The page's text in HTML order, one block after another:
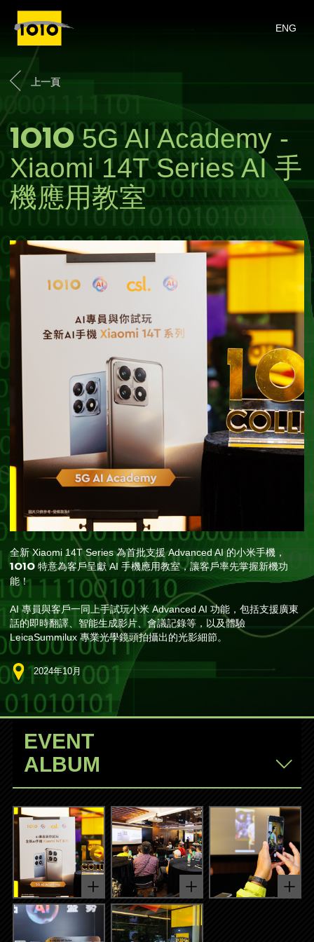
ENG
上一頁
1O1O5G AI Academy -
Xiaomi 14T Series AI 手
機應用教室
全新 Xiaomi 14T Series 為首批支援 Advanced AI 的小米手機，
1O1O 特意為客戶呈獻 AI 手機應用教室，讓客戶率先掌握新機功
能！
AI 專員與客戶一同上手試玩小米 Advanced AI 功能，包括支援廣東
話的即時翻譯、智能生成影片、會議記錄等，以及體驗
LeicaSummilux 專業光學鏡頭拍攝出的光影細節。
2024年10月
EVENT
ALBUM